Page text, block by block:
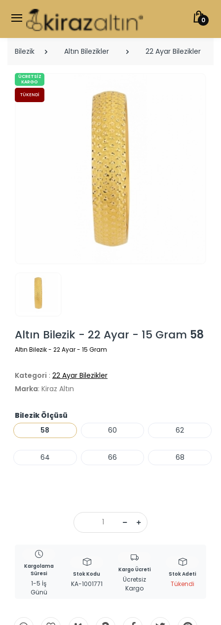
0
Bilezik Altın Bilezikler 22 Ayar Bilezikler
ÜCRETSIZ
KARGO
TÜKENDI
Altın Bilezik - 22 Ayar - 15 Gram 58
Altın Bilezik - 22 Ayar - 15 Gram
Kategori : 22 Ayar Bilezikler
Marka: Kiraz Altın
Bilezik Ölçüsü
58
60 62
64 66 68
Kargolama
Süresi
1-5 İş
Günü
Stok Kodu
KA-1001771
Kargo Ücreti
Ücretsiz
Kargo
Stok Adeti
Tükendi